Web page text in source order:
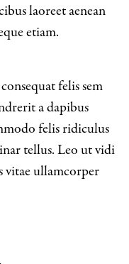
laoreet aenean
etiam.
felis sem
a dapibus
felis ridiculus
tellus. Leo ut vidi
vitae ullamcorper